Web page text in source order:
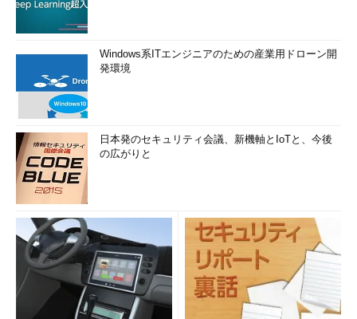
Windows系ITエンジニアのための産業用ドローン開
発環境
日本発のセキュリティ会議、新機軸とIoTと、今後
の広がりと